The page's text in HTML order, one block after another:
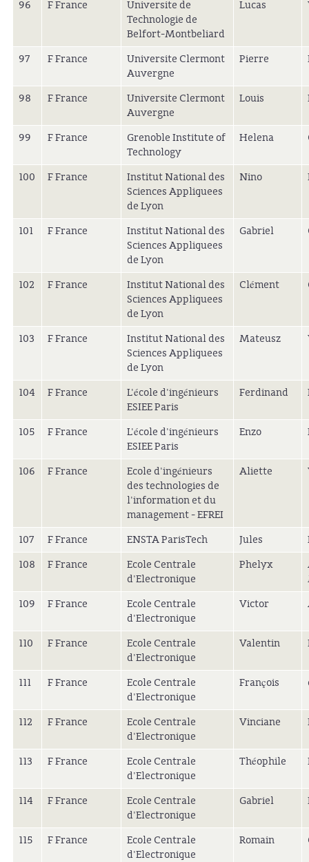
96 F France
Universite de
Technologie de
Belfort-Montbeliard
Lucas
97 F France
Universite Clermont
Auvergne
Pierre
98 F France
Universite Clermont
Auvergne
Louis
99 F France
Grenoble Institute of
Technology
Helena
100 F France
Institut National des
Sciences Appliquees
de Lyon
Nino
101 F France
Institut National des
Sciences Appliquees
de Lyon
Gabriel
102 F France
Institut National des
Sciences Appliquees
de Lyon
Clément
103 F France
Institut National des
Sciences Appliquees
de Lyon
Mateusz
104 F France
L'école d'ingénieurs
ESIEE Paris
Ferdinand
105 F France
L'école d'ingénieurs
ESIEE Paris
Enzo
106 F France
Ecole d'ingénieurs
des technologies de
l'information et du
management - EFREI
Aliette
107 F France ENSTA ParisTech Jules
108
F France
Ecole Centrale
d'Electronique
Phelyx
109
F France
Ecole Centrale
d'Electronique
Victor
110 F France
Ecole Centrale
d'Electronique
Valentin
111 F France
Ecole Centrale
d'Electronique
François
112 F France
Ecole Centrale
d'Electronique
Vinciane
113 F France
Ecole Centrale
d'Electronique
Théophile
114 F France
Ecole Centrale
d'Electronique
Gabriel
115 F France
Ecole Centrale
d'Electronique
Romain